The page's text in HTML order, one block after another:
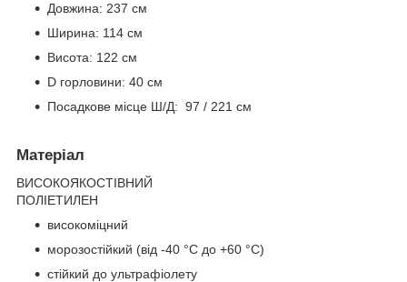
Довжина: 237 см
Ширина: 114 см
Висота: 122 см
D горловини: 40 см
Посадкове місце Ш/Д: 97 / 221 см
Матеріал
ВИСОКОЯКОСТІВНИЙ
ПОЛІЕТИЛЕН
високоміцний
морозостійкий (від -40 °C до +60 °C)
стійкий до ультрафіолету